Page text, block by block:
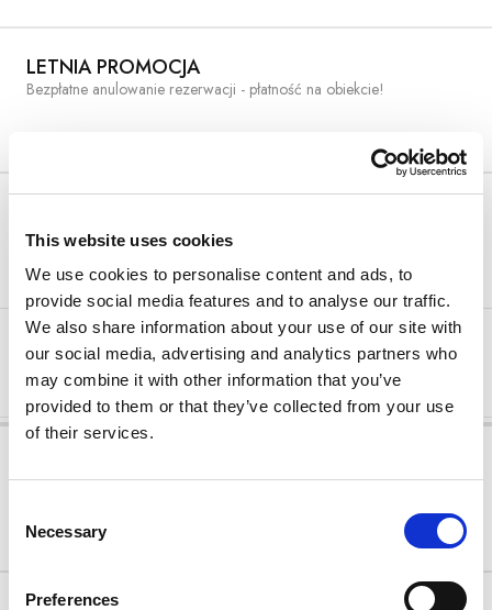
This website uses cookies
We use cookies to personalise content and ads, to
provide social media features and to analyse our traffic.
We also share information about your use of our site with
our social media, advertising and analytics partners who
may combine it with other information that you’ve
provided to them or that they’ve collected from your use
of their services.
Selection
Necessary
Preferences
LETNIA PROMOCJA
Bezpłatne anulowanie rezerwacji - płatność na obiekcie!
Minimalny czas pobytu:3
FREE CANCELLATION
Tylko 5 pozostałe jednostki
Arena Rewards
Nocleg i śniadanie
Niepełne wyżywienie
Wybierz
Oferta specjalna
Minimalny czas pobytu: